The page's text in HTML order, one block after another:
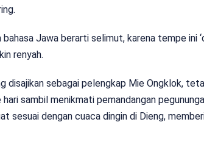
bahasa Jawa berarti selimut, karena tempe ini
renyah.
disajikan sebagai pelengkap Mie Ongklok,
sambil menikmati pemandangan
sesuai dengan cuaca dingin di Dieng,